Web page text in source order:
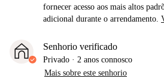
fornecer acesso aos mais altos
adicional durante o arrendamento.
Senhorio verificado
Privado · 2 anos connosco
Mais sobre este senhorio